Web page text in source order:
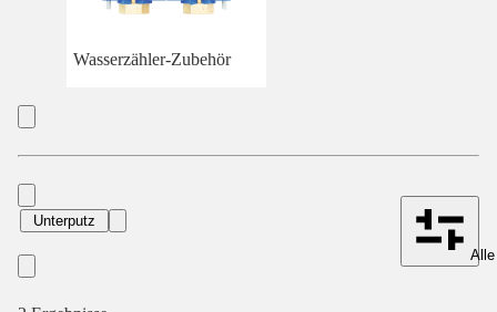
Wasserzähler-Zubehör
Unterputz